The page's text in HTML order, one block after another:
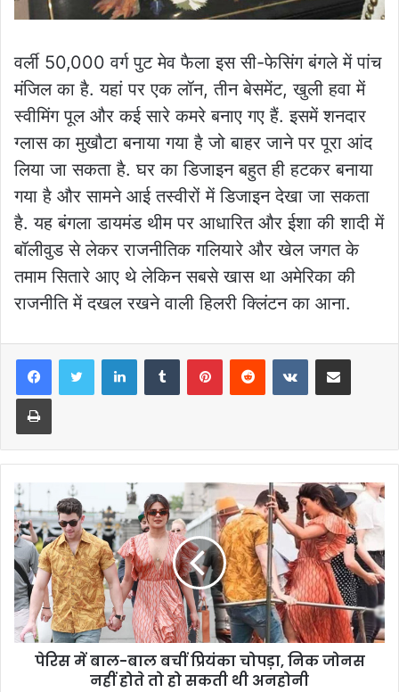
वर्ली 50,000 वर्ग पुट मेव फैला इस सी-फेसिंग बंगले में पांच
मंजिल का है. यहां पर एक लॉन, तीन बेसमेंट, खुली हवा में
स्वीमिंग पूल और कई सारे कमरे बनाए गए हैं. इसमें शनदार
ग्लास का मुखौटा बनाया गया है जो बाहर जाने पर पूरा आंद
लिया जा सकता है. घर का डिजाइन बहुत ही हटकर बनाया
गया है और सामने आई तस्वीरों में डिजाइन देखा जा सकता
है. यह बंगला डायमंड थीम पर आधारित और ईशा की शादी में
बॉलीवुड से लेकर राजनीतिक गलियारे और खेल जगत के
तमाम सितारे आए थे लेकिन सबसे खास था अमेरिका की
राजनीति में दखल रखने वाली हिलरी क्लिंटन का आना.
LinkedInTumblr PinterestReddit VKontakteShare via Email
Print
पेरिस में बाल-बाल बचीं प्रियंका चोपड़ा, निक जोनस
नहीं होते तो हो सकती थी अनहोनी